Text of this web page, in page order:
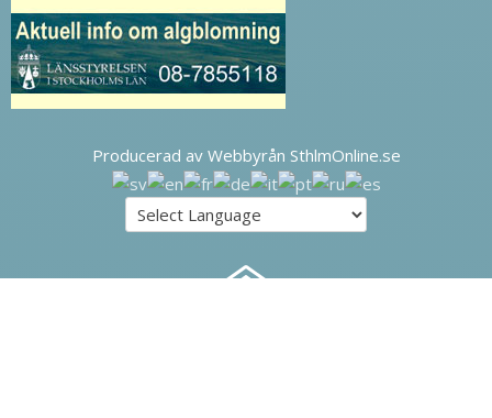
Producerad av Webbyrån SthlmOnline.se